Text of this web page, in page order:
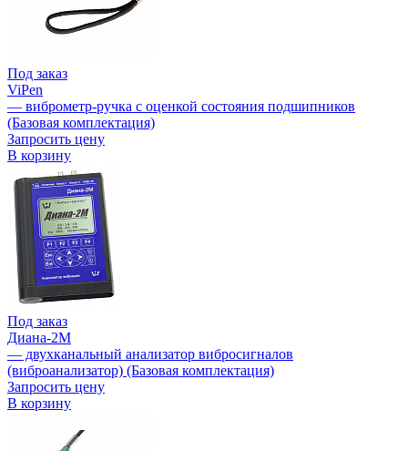
Под заказ
ViPen
— виброметр-ручка с оценкой состояния подшипников
(Базовая комплектация)
Запросить цену
В корзину
Под заказ
Диана-2М
— двухканальный анализатор вибросигналов
(виброанализатор) (Базовая комплектация)
Запросить цену
В корзину